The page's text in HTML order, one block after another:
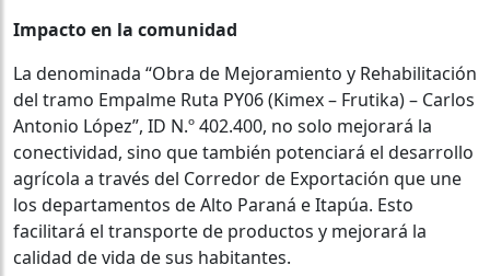
Impacto en la comunidad
La denominada “Obra de Mejoramiento y Rehabilitación
del tramo Empalme Ruta PY06 (Kimex – Frutika) – Carlos
Antonio López”, ID N.º 402.400, no solo mejorará la
conectividad, sino que también potenciará el desarrollo
agrícola a través del Corredor de Exportación que une
los departamentos de Alto Paraná e Itapúa. Esto
facilitará el transporte de productos y mejorará la
calidad de vida de sus habitantes.